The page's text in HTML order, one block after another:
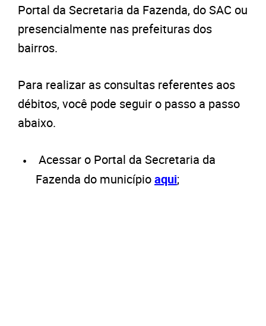
Portal da Secretaria da Fazenda, do SAC ou
presencialmente nas prefeituras dos
bairros.
Para realizar as consultas referentes aos
débitos, você pode seguir o passo a passo
abaixo.
Acessar o Portal da Secretaria da
Fazenda do municípioaqui;